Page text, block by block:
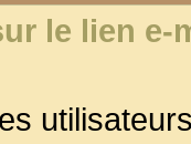
le lien